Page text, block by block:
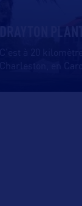
DRAYTON
C’est à 20
Charleston, en